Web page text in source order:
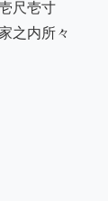
尺壱寸
所々